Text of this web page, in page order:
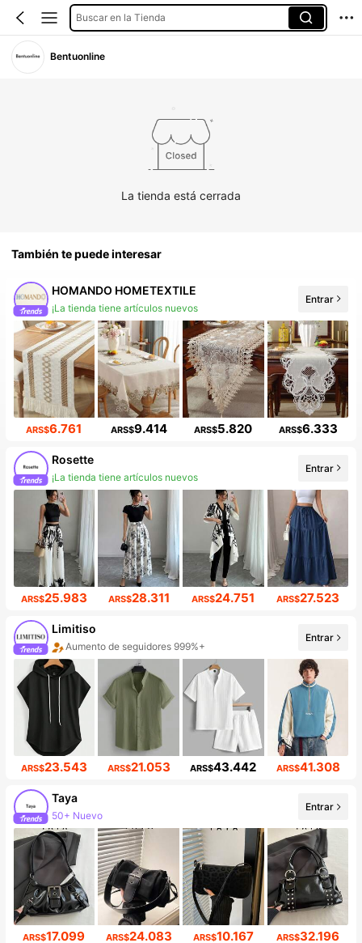
Buscar en la Tienda
Bentuonline
La tienda está cerrada
También te puede interesar
HOMANDO HOMETEXTILE
¡La tienda tiene artículos nuevos
Entrar
ARS$6.761 ARS$9.414 ARS$5.820 ARS$6.333
Rosette
¡La tienda tiene artículos nuevos
Entrar
ARS$25.983 ARS$28.311 ARS$24.751 ARS$27.523
Limitiso
Aumento de seguidores 999%+
Entrar
ARS$23.543 ARS$21.053 ARS$43.442 ARS$41.308
Taya
50+ Nuevo
Incremento de seguidores de 43%
Entrar
ARS$17.099 ARS$24.083 ARS$10.167 ARS$32.196